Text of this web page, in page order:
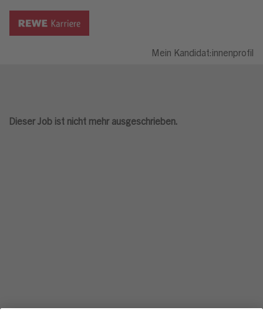
Mein Kandidat:innenprofil
Dieser Job ist nicht mehr ausgeschrieben.